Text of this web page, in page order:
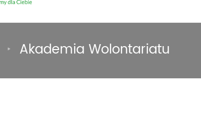
Akademia Wolontariatu